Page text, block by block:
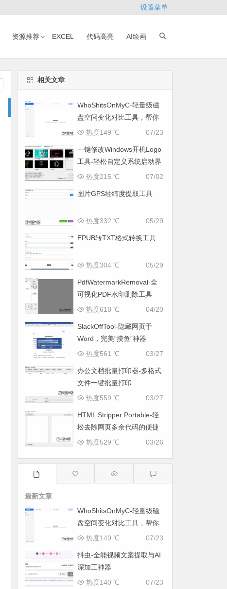
设置菜单
资源推荐 EXCEL 代码高亮 AI绘画
相关文章
WhoShitsOnMyC-轻量级磁
盘空间变化对比工具，帮你
找出“吃掉”空间的罪魁祸首
07/23
热度149 ℃
一键修改Windows开机Logo
工具-轻松自定义系统启动界
面
07/02
热度215 ℃
图片GPS经纬度提取工具
05/29
热度332 ℃
EPUB转TXT格式转换工具
05/29
热度304 ℃
PdfWatermarkRemoval-全
可视化PDF水印删除工具
04/20
热度618 ℃
SlackOffTool-隐藏网页于
Word，完美“摸鱼”神器
03/27
热度561 ℃
办公文档批量打印器-多格式
文件一键批量打印
03/27
热度559 ℃
HTML Stripper Portable-轻
松去除网页多余代码的便捷
工具
03/26
热度529 ℃
最新文章
WhoShitsOnMyC-轻量级磁
盘空间变化对比工具，帮你
找出“吃掉”空间的罪魁祸首
07/23
热度149 ℃
抖虫-全能视频文案提取与AI
深加工神器
07/23
热度140 ℃